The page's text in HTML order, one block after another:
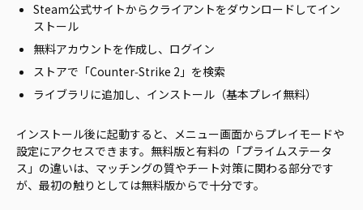
Steam公式サイトからクライアントをダウンロードしてイン
ストール
無料アカウントを作成し、ログイン
ストアで「Counter‑Strike 2」を検索
ライブラリに追加し、インストール（基本プレイ無料）
インストール後に起動すると、メニュー画面からプレイモードや
設定にアクセスできます。無料版と有料の「プライムステータ
ス」の違いは、マッチングの質やチート対策に関わる部分です
が、最初の触りとしては無料版からで十分です。